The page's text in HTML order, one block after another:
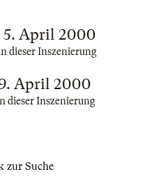
April 2000
dieser Inszenierung
April 2000
dieser Inszenierung
zur Suche